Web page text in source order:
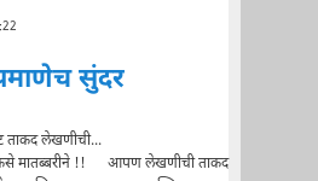
सुंदर
ताकद लेखणीची...
मातब्बरीने !! आपण लेखणीची ताकद